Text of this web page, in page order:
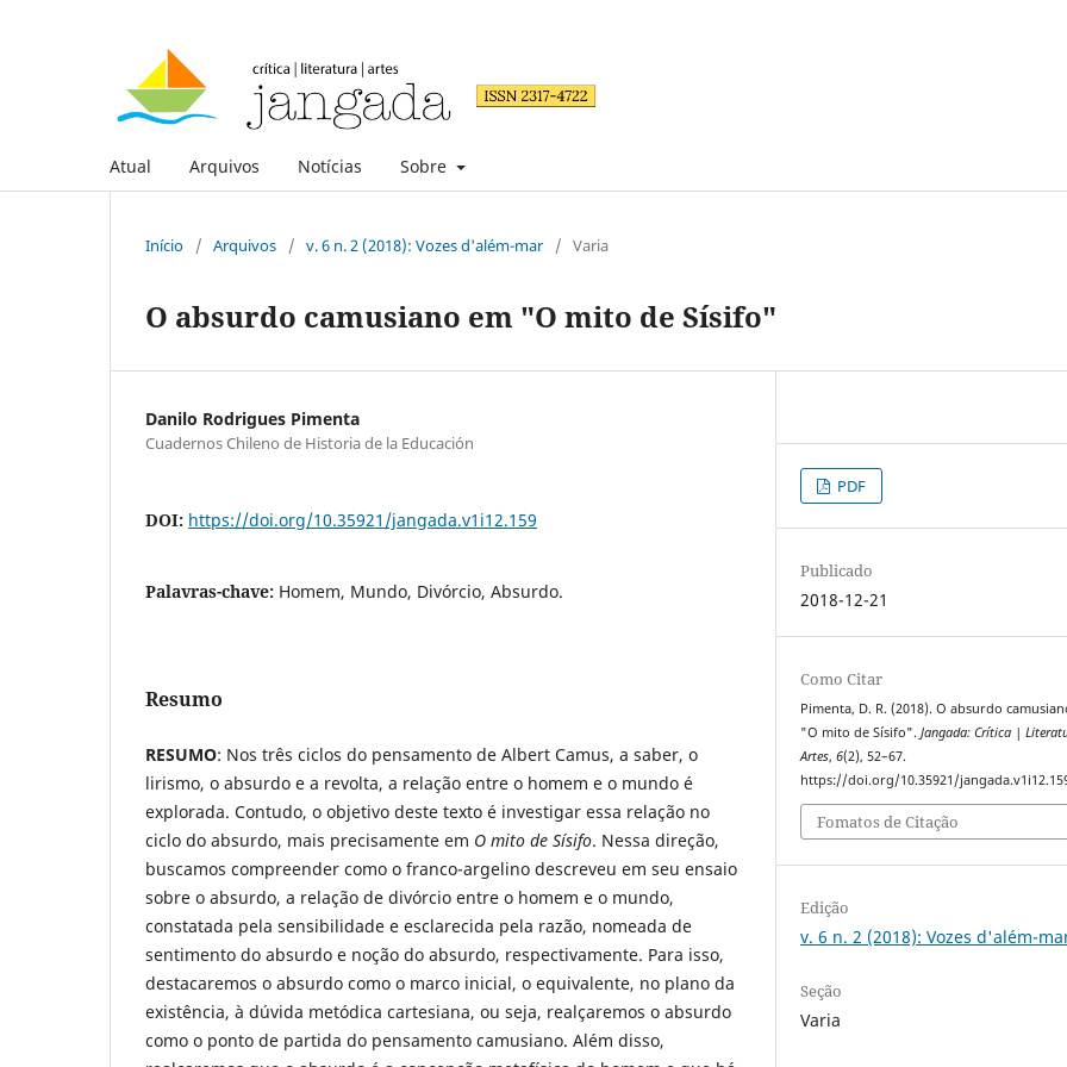
Atual Arquivos Notícias Sobre
Início / Arquivos / v. 6 n. 2 (2018): Vozes d'além-mar / Varia
O absurdo camusiano em "O mito de Sísifo"
Danilo Rodrigues Pimenta
Cuadernos Chileno de Historia de la Educación
DOI: https://doi.org/10.35921/jangada.v1i12.159
Palavras-chave: Homem, Mundo, Divórcio, Absurdo.
Resumo
RESUMO: Nos três ciclos do pensamento de Albert Camus, a saber, o
lirismo, o absurdo e a revolta, a relação entre o homem e o mundo é
explorada. Contudo, o objetivo deste texto é investigar essa relação no
ciclo do absurdo, mais precisamente em O mito de Sísifo. Nessa direção,
buscamos compreender como o franco-argelino descreveu em seu ensaio
sobre o absurdo, a relação de divórcio entre o homem e o mundo,
constatada pela sensibilidade e esclarecida pela razão, nomeada de
sentimento do absurdo e noção do absurdo, respectivamente. Para isso,
destacaremos o absurdo como o marco inicial, o equivalente, no plano da
existência, à dúvida metódica cartesiana, ou seja, realçaremos o absurdo
como o ponto de partida do pensamento camusiano. Além disso,
PDF
Publicado
2018-12-21
Como Citar
Pimenta, D. R. (2018). O absurdo
"O mito de Sísifo".Jangada: Crítica |
Artes,6(2), 52–67.
https://doi.org/10.35921/
Fomatos de Citação
Edição
v. 6 n. 2 (2018): Vozes d'além-
Seção
Varia